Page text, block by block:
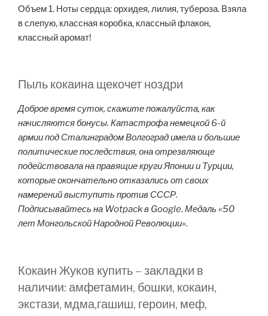
Объем 1. Ноты сердца: орхидея, лилия, тубероза. Взяла
в слепую, классная коробка, классный флакон,
классный аромат!
Пыль кокаина щекочет ноздри
Доброе время суток, скажите пожалуйста, как
начисляются бонусы. Катастрофа немецкой 6-й
армии под Сталинградом Волгоград имела и большие
политические последствия, она отрезвляюще
подействовала на правящие круги Японии и Турции,
которые окончательно отказались от своих
намерений выступить против СССР.
Подписывайтесь на Wotpack в Google. Медаль «50
лет Монгольской Народной Революции».
Кокаин Жуков купить – закладки в
наличии: амфетамин, бошки, кокаин,
экстази, мдма,гашиш, героин, меф,